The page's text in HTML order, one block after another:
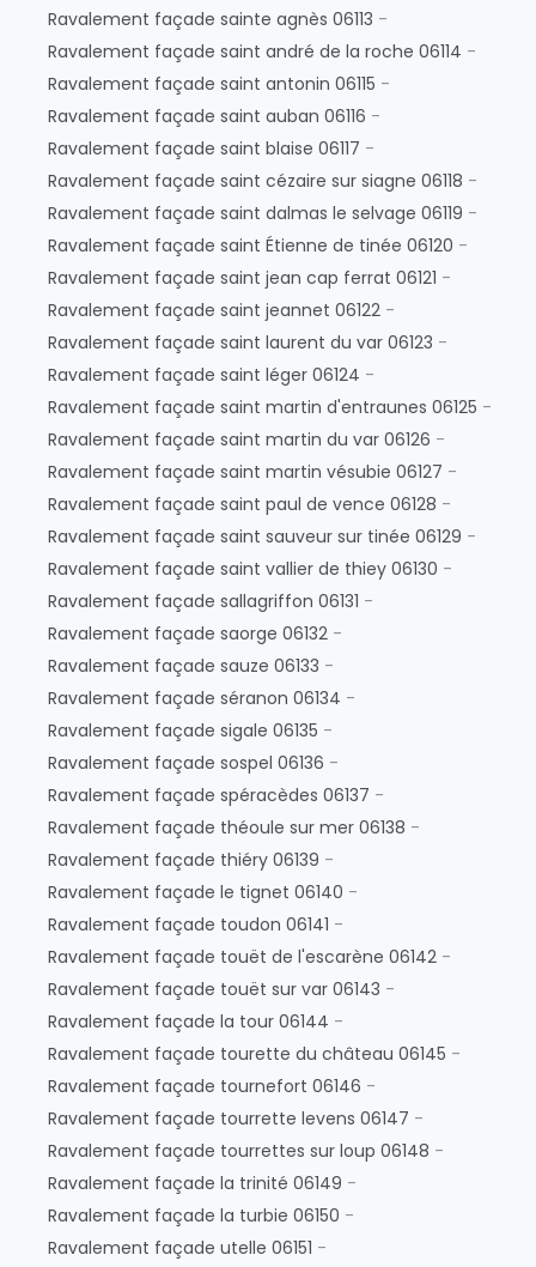
Ravalement façade sainte agnès 06113 -
Ravalement façade saint andré de la roche 06114 -
Ravalement façade saint antonin 06115 -
Ravalement façade saint auban 06116 -
Ravalement façade saint blaise 06117 -
Ravalement façade saint cézaire sur siagne 06118 -
Ravalement façade saint dalmas le selvage 06119 -
Ravalement façade saint Étienne de tinée 06120 -
Ravalement façade saint jean cap ferrat 06121 -
Ravalement façade saint jeannet 06122 -
Ravalement façade saint laurent du var 06123 -
Ravalement façade saint léger 06124 -
Ravalement façade saint martin d'entraunes 06125 -
Ravalement façade saint martin du var 06126 -
Ravalement façade saint martin vésubie 06127 -
Ravalement façade saint paul de vence 06128 -
Ravalement façade saint sauveur sur tinée 06129 -
Ravalement façade saint vallier de thiey 06130 -
Ravalement façade sallagriffon 06131 -
Ravalement façade saorge 06132 -
Ravalement façade sauze 06133 -
Ravalement façade séranon 06134 -
Ravalement façade sigale 06135 -
Ravalement façade sospel 06136 -
Ravalement façade spéracèdes 06137 -
Ravalement façade théoule sur mer 06138 -
Ravalement façade thiéry 06139 -
Ravalement façade le tignet 06140 -
Ravalement façade toudon 06141 -
Ravalement façade touët de l'escarène 06142 -
Ravalement façade touët sur var 06143 -
Ravalement façade la tour 06144 -
Ravalement façade tourette du château 06145 -
Ravalement façade tournefort 06146 -
Ravalement façade tourrette levens 06147 -
Ravalement façade tourrettes sur loup 06148 -
Ravalement façade la trinité 06149 -
Ravalement façade la turbie 06150 -
Ravalement façade utelle 06151 -